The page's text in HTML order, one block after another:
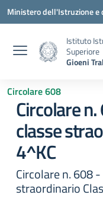
Vai ai contenuti
Vai al menu di navigazione
Vai al footer
Ministero dell'Istruzione e
Istituto
Superiore
Gioeni
Circolare 608
Circolare
classe
4^KC
Circolare n. 608
straordinario